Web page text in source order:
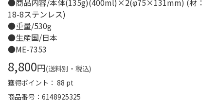
●商品内容/本体(135g)(400ml)×2(φ75×131mm) (材：
18-8ステンレス)
●重量/530g
●生産国/日本
●ME-7353
8,800円(送料別・税込)
獲得ポイント： 88 pt
商品番号
6148925325